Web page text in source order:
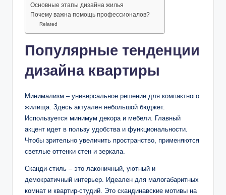
Основные этапы дизайна жилья
Почему важна помощь профессионалов?
Related
Популярные тенденции
дизайна квартиры
Минимализм – универсальное решение для компактного
жилища. Здесь актуален небольшой бюджет.
Используется минимум декора и мебели. Главный
акцент идет в пользу удобства и функциональности.
Чтобы зрительно увеличить пространство, применяются
светлые оттенки стен и зеркала.
Сканди-стиль – это лаконичный, уютный и
демократичный интерьер. Идеален для малогабаритных
комнат и квартир-студий. Это скандинавские мотивы на